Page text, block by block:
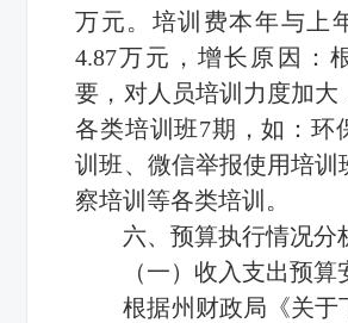
万元。培训费本年与上
4.87万元，增长原因：
要，对人员培训力度加大
各类培训班7期，如：环
训班、微信举报使用培训
察培训等各类培训。
六、预算执行情况分
（一）收入支出预算
根据州财政局《关于